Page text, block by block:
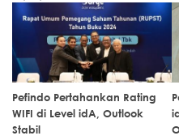
Pefindo Pertahankan Rating
WIFI di Level idA, Outlook
Stabil